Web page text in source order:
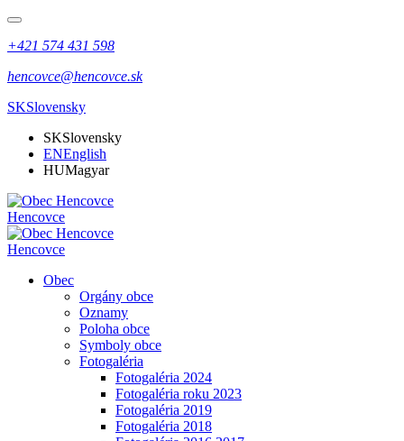
+421 574 431 598
hencovce@hencovce.sk
SKSlovensky
SKSlovensky
ENEnglish
HUMagyar
Hencovce
Hencovce
Obec
Orgány obce
Oznamy
Poloha obce
Symboly obce
Fotogaléria
Fotogaléria 2024
Fotogaléria roku 2023
Fotogaléria 2019
Fotogaléria 2018